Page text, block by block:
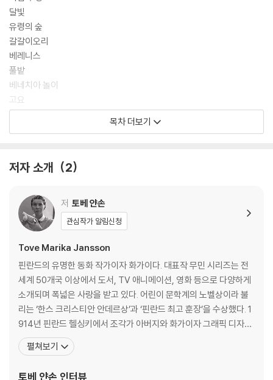
달빛
유령의 숲
갈갈이오리
베레니스
풀밭
베네치아 놀이
고요
고양이
텐트
가운
거대한 비닐 소시지
악당들의 배
손님
지렁이와 다른 벌레들
소피아의 폭풍
위험한 날
8월
목차 더보기
저자 소개 2
저 토베 얀손
관심작가 알림신청
Tove Marika Jansson
핀란드의 유명한 동화 작가이자 화가이다. 대표작 무민 시리즈는 전
세계 50개국 이상에서 도서, TV 애니메이션, 영화 등으로 다양하게
소개되며 폭넓은 사랑을 받고 있다. 어린이 문학계의 노벨상이라 불
리는 ‘한스 크리스티안 안데르상’과 ‘핀란드 최고 훈장’을 수상했다. 1
914년 핀란드 헬싱키에서 조각가 아버지와 화가이자 그래픽 디자이
너 어머니 사이에서 태어났다. 15세 무렵부터 잡지 삽화를 그리기 시
작했으며, 헬싱키와 스웨덴 스톡홀름, 프랑스 파리 등지에서 미술을
펼쳐보기
토베 얀손 인터뷰